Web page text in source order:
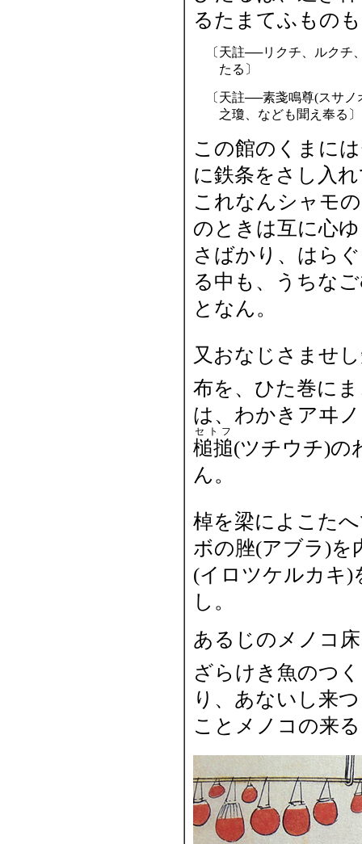
るたまてふもの
〔 天註──リクチ、ルクチ
たる〕
〔 天註──素戔鳴尊(スサノ
之瓊、なども聞え奉る〕
この館のくまに
に鉄条をさし入
これなんシャモ
のときは互に心
さばかり、はら
る中も、うちな
となん。
又おなじさませ
布を、ひた巻に
は、わかきアヰ
槌搥
セトフ
(ツチウチ)の
ん。
棹を梁によこた
ボの脞(アブラ)を
(イロツケルカキ)
し。
あるじのメノコ
ざらけき魚のつ
り、あないし来
ことメノコの来